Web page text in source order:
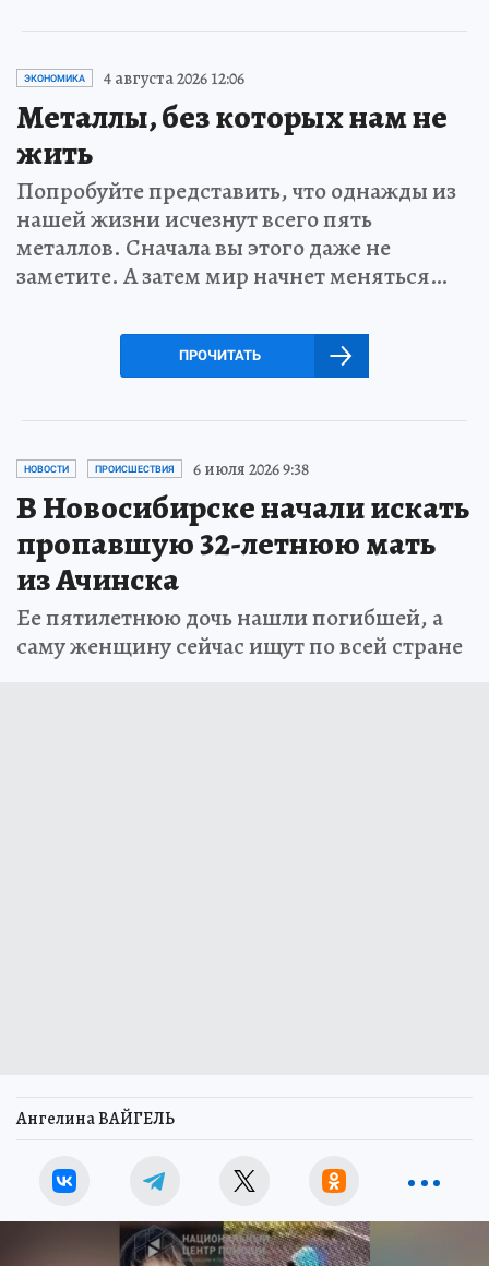
ЭКОНОМИКА 4 августа 2026 12:06
Металлы, без которых нам не
жить
Попробуйте представить, что однажды из
нашей жизни исчезнут всего пять
металлов. Сначала вы этого даже не
заметите. А затем мир начнет меняться…
ПРОЧИТАТЬ
НОВОСТИ ПРОИСШЕСТВИЯ 6 июля 2026 9:38
В Новосибирске начали искать
пропавшую 32-летнюю мать
из Ачинска
Ее пятилетнюю дочь нашли погибшей, а
саму женщину сейчас ищут по всей стране
Ангелина ВАЙГЕЛЬ